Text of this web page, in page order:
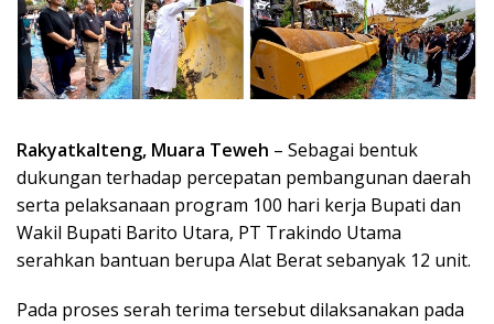
Rakyatkalteng, Muara Teweh – Sebagai bentuk
dukungan terhadap percepatan pembangunan daerah
serta pelaksanaan program 100 hari kerja Bupati dan
Wakil Bupati Barito Utara, PT Trakindo Utama
serahkan bantuan berupa Alat Berat sebanyak 12 unit.
Pada proses serah terima tersebut dilaksanakan pada